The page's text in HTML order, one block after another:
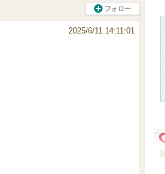
フォロー
2025/6/11 14:11:01